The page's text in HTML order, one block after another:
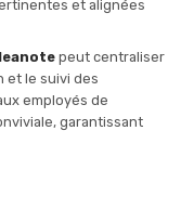
et alignées
peut centraliser
et le suivi des
employés de
garantissant